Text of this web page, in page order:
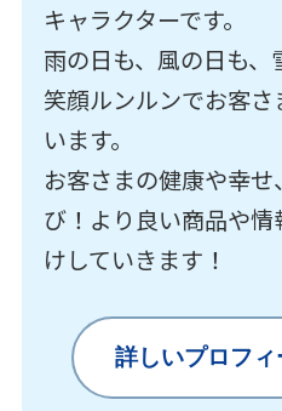
キャラクターです。
雨の日も、風の日も、
笑顔ルンルンでお客
います。
お客さまの健康や幸
び！より良い商品や
けしていきます！
詳しいプロフィ